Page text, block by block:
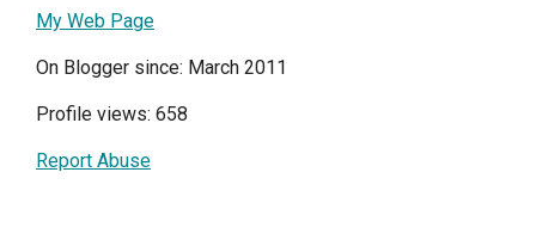
My Web Page
On Blogger since: March 2011
Profile views: 658
Report Abuse